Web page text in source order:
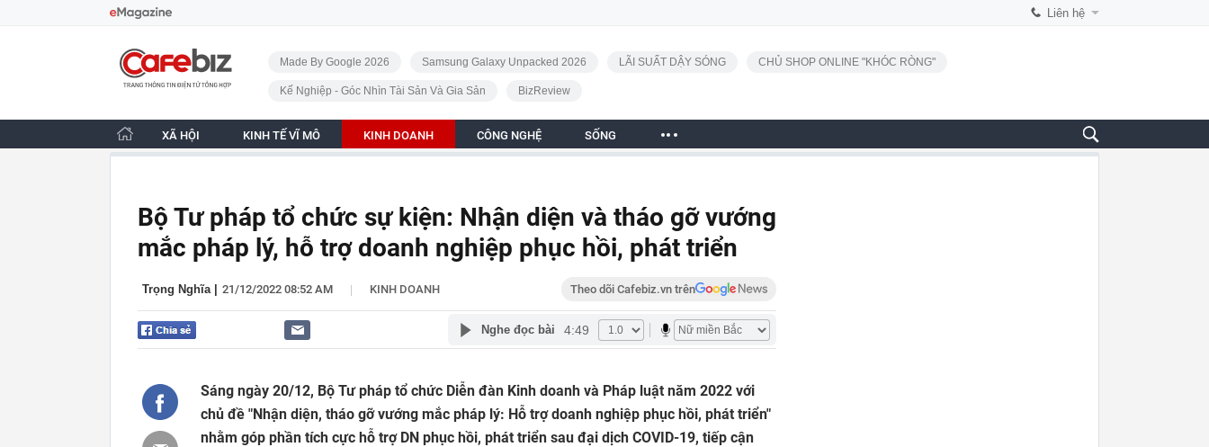
Liên hệ
CafeBiz - Trang chủ
Made By Google 2026 Samsung Galaxy Unpacked 2026 LÃI SUẤT DẬY SÓNG CHỦ SHOP ONLINE "KHÓC RÒNG"
Kế Nghiệp - Góc Nhìn Tài Sản Và Gia Sản BizReview
XÃ HỘI KINH TẾ VĨ MÔ KINH DOANH CÔNG NGHỆ SỐNG
Bộ Tư pháp tổ chức sự kiện: Nhận diện và tháo gỡ vướng
mắc pháp lý, hỗ trợ doanh nghiệp phục hồi, phát triển
Trọng Nghĩa| 21/12/2022 08:52 AM | KINH DOANH Theo dõi Cafebiz.vn trên
Nghe đọc bài 4:49
Sáng ngày 20/12, Bộ Tư pháp tổ chức Diễn đàn Kinh doanh và Pháp luật năm 2022 với
chủ đề "Nhận diện, tháo gỡ vướng mắc pháp lý: Hỗ trợ doanh nghiệp phục hồi, phát triển"
nhằm góp phần tích cực hỗ trợ DN phục hồi, phát triển sau đại dịch COVID-19, tiếp cận